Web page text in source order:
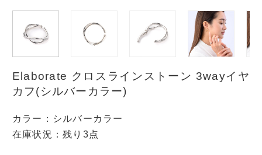
Elaborate クロスラインストーン 3wayイヤ
カフ(シルバーカラー)
カラー ： シルバーカラー
在庫状況：残り3点